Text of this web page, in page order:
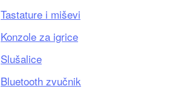
Tastature i miševi
Konzole za igrice
Slušalice
Bluetooth zvučnik